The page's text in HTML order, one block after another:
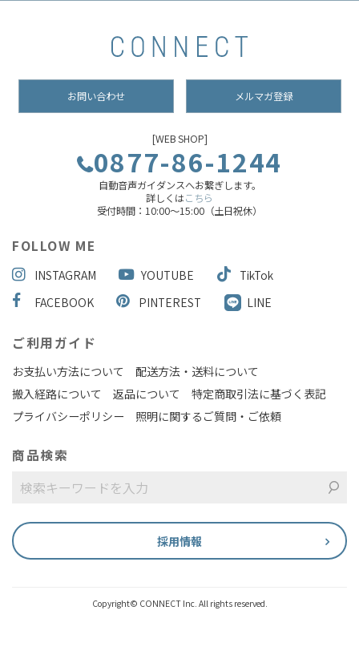
お問い合わせ メルマガ登録
[WEB SHOP]
0877-86-1244
自動音声ガイダンスへお繋ぎします。
詳しくはこちら
受付時間：10:00～15:00（土日祝休）
FOLLOW ME
INSTAGRAM YOUTUBE
TikTok
FACEBOOK
PINTEREST LINE
ご利用ガイド
お支払い方法について
配送方法・送料について
搬入経路について
返品について
特定商取引法に基づく表記
プライバシーポリシー
照明に関するご質問・ご依頼
商品検索
採用情報
Copyright© CONNECT Inc. All rights reserved.